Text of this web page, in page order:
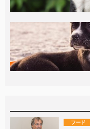
フード